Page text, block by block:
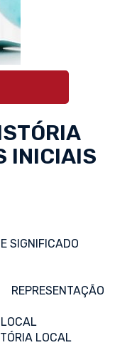
INICIAIS
SIGNIFICADO
LOCAL